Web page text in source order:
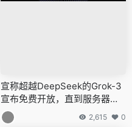
宣称超越DeepSeek的Grok-3
宣布免费开放，直到服务器不
堪重负为止
2,615 0